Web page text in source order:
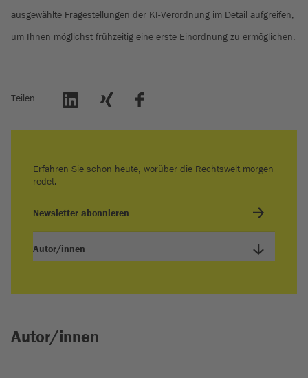
ausgewählte Fragestellungen der KI-Verordnung im Detail aufgreifen,
um Ihnen möglichst frühzeitig eine erste Einordnung zu ermöglichen.
Teilen
Erfahren Sie schon heute, worüber die Rechtswelt morgen
redet.
Newsletter abonnieren
Autor/innen
Autor/innen